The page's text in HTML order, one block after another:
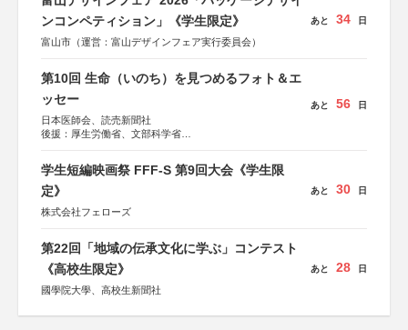
ンコンペティション」《学生限定》
富山市（運営：富山デザインフェア実行委員会）
あと 34 日
第10回 生命（いのち）を見つめるフォト＆エ
ッセー
日本医師会、読売新聞社
後援：厚生労働省、文部科学省
しん生命保険株式会社
あと 56 日
学生短編映画祭 FFF-S 第9回大会《学生限
定》
株式会社フェローズ
あと 30 日
第22回「地域の伝承文化に学ぶ」コンテスト
《高校生限定》
國學院大學、高校生新聞社
あと 28 日